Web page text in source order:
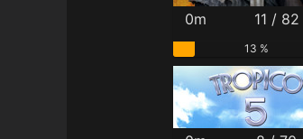
0m 11 / 82
13 %